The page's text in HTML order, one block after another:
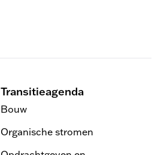
Transitieagenda
Bouw
Organische stromen